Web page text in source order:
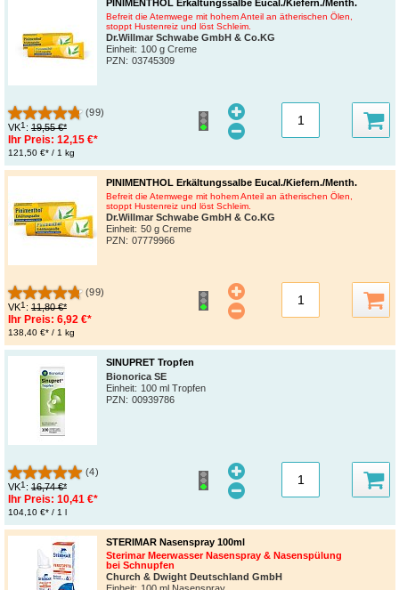
PINIMENTHOL Erkältungssalbe Eucal./Kiefern./Menth.
Befreit die Atemwege mit hohem Anteil an ätherischen Ölen,
stoppt Hustenreiz und löst Schleim.
Dr.Willmar Schwabe GmbH & Co.KG
Einheit: 100 g Creme
PZN: 03745309
(99)
VK1: 19,55 €*
Ihr Preis: 12,15 €*
121,50 €* / 1 kg
PINIMENTHOL Erkältungssalbe Eucal./Kiefern./Menth.
Befreit die Atemwege mit hohem Anteil an ätherischen Ölen,
stoppt Hustenreiz und löst Schleim.
Dr.Willmar Schwabe GmbH & Co.KG
Einheit: 50 g Creme
PZN: 07779966
(99)
VK1: 11,80 €*
Ihr Preis: 6,92 €*
138,40 €* / 1 kg
SINUPRET Tropfen
Bionorica SE
Einheit: 100 ml Tropfen
PZN: 00939786
(4)
VK1: 16,74 €*
Ihr Preis: 10,41 €*
104,10 €* / 1 l
STERIMAR Nasenspray 100ml
Sterimar Meerwasser Nasenspray & Nasenspülung
bei Schnupfen
Church & Dwight Deutschland GmbH